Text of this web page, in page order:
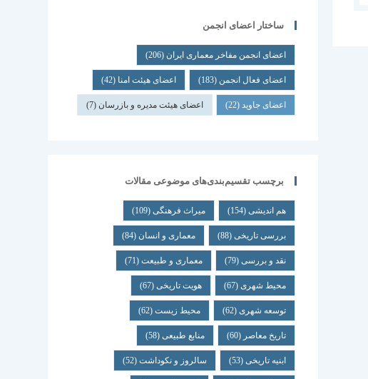
ساختار اعضای انجمن
اعضای انجمن مفاخر معماری ایران (206)
اعضای فعال انجمن (183) اعضای هیئت امنا (42)
اعضای جاوید(22) اعضای هیئت مدیره و بازرسان (7)
برچسب تقسیم‌بندی‌های موضوعی مقالات
هم اندیشی(154) میراث فرهنگی(109)
بررسی تاریخی(88) معماری و انسان (84)
نقد و بررسی(79) معماری و طبیعت(71)
محیط شهری(67) هویت تاریخی(67)
توسعه شهری(62) محیط زیست(62)
تاریخ معاصر (60) منابع طبیعی(58)
ابنیه تاریخی(53) سالروز و نکوداشت(52)